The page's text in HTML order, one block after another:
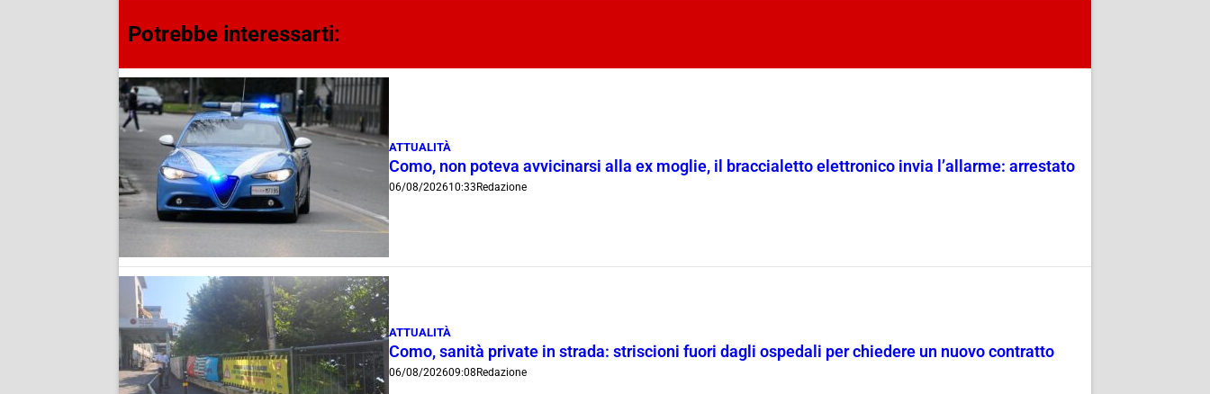
Potrebbe interessarti:
ATTUALITÀ
Como, non poteva avvicinarsi alla ex moglie, il braccialetto elettronico invia l’allarme: arrestato
06/08/202610:33 Redazione
ATTUALITÀ
Como, sanità private in strada: striscioni fuori dagli ospedali per chiedere un nuovo contratto
06/08/202609:08 Redazione